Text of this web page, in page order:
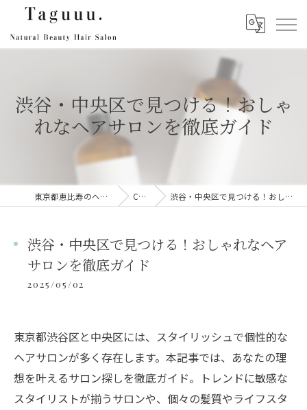
渋谷・中央区で見つける！おしゃ
れなヘアサロンを徹底ガイド
東京都恵比寿のヘアサロンならTaguuu. Column 渋谷・中央区で見つける！おしゃれなヘアサロンを徹底ガイド
渋谷・中央区で見つける！おしゃれなヘア
サロンを徹底ガイド
2025/05/02
東京都渋谷区と中央区には、スタイリッシュで個性的な
ヘアサロンが多く存在します。本記事では、あなたの理
想を叶えるサロン探しを徹底ガイド。トレンドに敏感な
スタイリストが揃うサロンや、個々の髪質やライフスタ